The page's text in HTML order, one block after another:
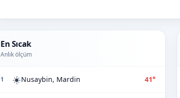
En Sıcak
Anlık ölçüm
1 ☀️Nusaybin, Mardin 41°